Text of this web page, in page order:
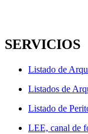
SERVICIOS
Listado de
Listados de
Listado de
LEE, canal de